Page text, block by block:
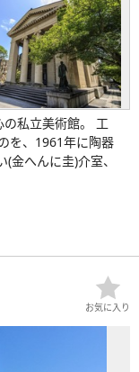
私立美術館。 工
を、1961年に陶器
金へんに圭)介室、
お気に入り